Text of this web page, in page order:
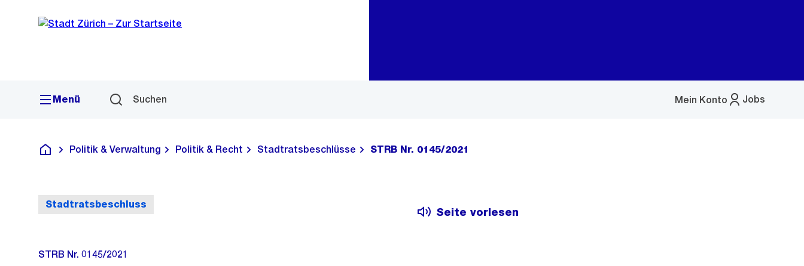
Navigation
Sprunglink
Menü Suchen Jobs
Mein Konto
Menü
Deutsch
Politik & Verwaltung Politik & Recht Stadtratsbeschlüsse STRB Nr. 0145/2021
Stadtratsbeschluss
Seite vorlesen
STRB Nr. 0145/2021